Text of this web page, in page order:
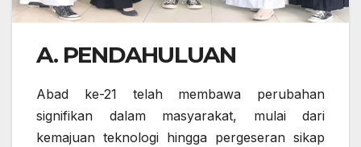
A. PENDAHULUAN
Abad ke-21 telah membawa perubahan
signifikan dalam masyarakat, mulai dari
kemajuan teknologi hingga pergeseran sikap